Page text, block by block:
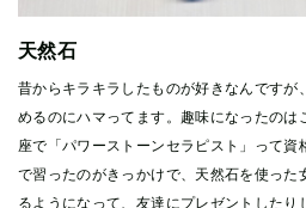
天然石
昔からキラキラしたものが好きなんですが
めるのにハマってます。趣味になったのは
座で「パワーストーンセラピスト」って
で習ったのがきっかけで、天然石を使った
るようになって、友達にプレゼントしたり